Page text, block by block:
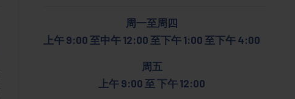
周一至周四
上午 9:00 至中午 12:00 至下午 1:00 至下午 4:00
周五
上午 9:00 至 下午 12:00